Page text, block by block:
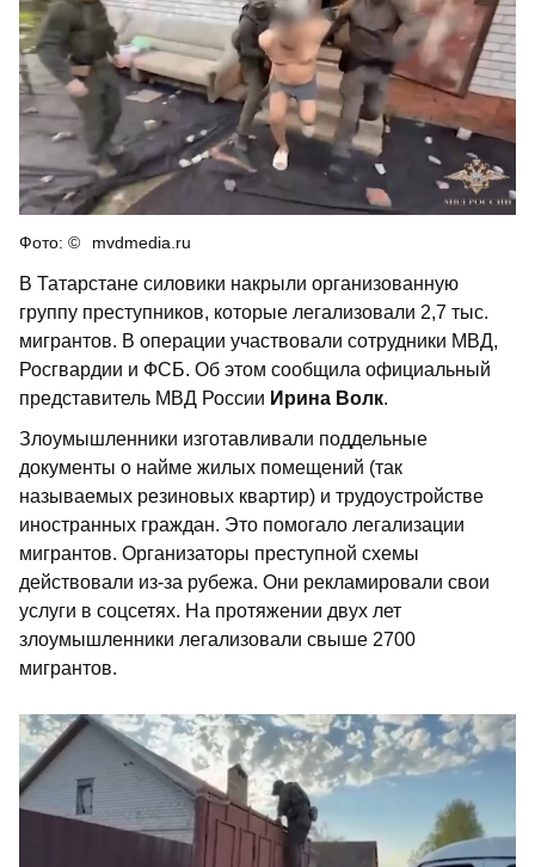
mvdmedia.ru
В Татарстане силовики накрыли организованную
группу преступников, которые легализовали 2,7 тыс.
мигрантов. В операции участвовали сотрудники МВД,
Росгвардии и ФСБ. Об этом сообщила официальный
представитель МВД России Ирина Волк.
Злоумышленники изготавливали поддельные
документы о найме жилых помещений (так
называемых резиновых квартир) и трудоустройстве
иностранных граждан. Это помогало легализации
мигрантов. Организаторы преступной схемы
действовали из-за рубежа. Они рекламировали свои
услуги в соцсетях. На протяжении двух лет
злоумышленники легализовали свыше 2700
мигрантов.